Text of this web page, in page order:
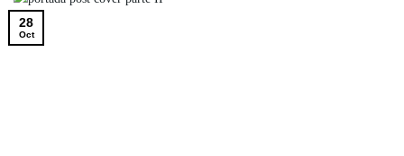
28
Oct